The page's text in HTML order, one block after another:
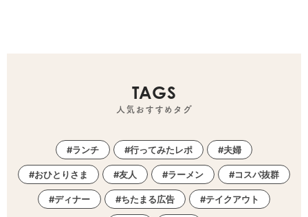
TAGS
人気おすすめタグ
ランチ 行ってみたレポ 夫婦
おひとりさま 友人 ラーメン コスパ抜群
ディナー ちたまる広告 テイクアウト